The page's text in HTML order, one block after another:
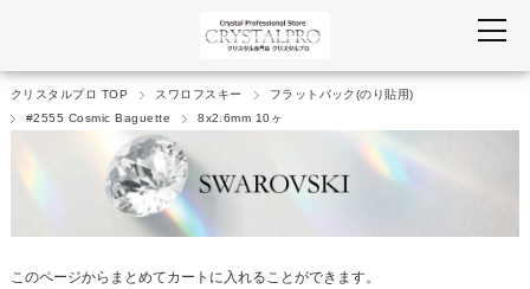
クリスタルプロ TOP スワロフスキー
フラットバック(のり貼用)
#2555 Cosmic Baguette
8x2.6mm 10ヶ
このページからまとめてカートに入れることができます。